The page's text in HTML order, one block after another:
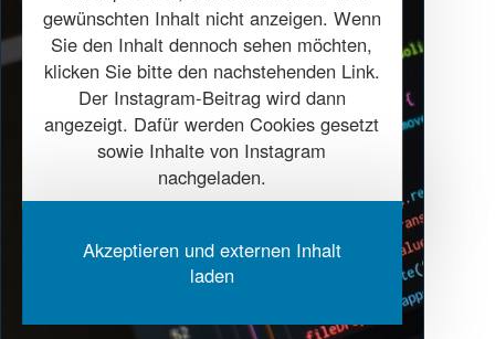
gewünschten Inhalt nicht anzeigen. Wenn
Sie den Inhalt dennoch sehen möchten,
klicken Sie bitte den nachstehenden Link.
Der Instagram-Beitrag wird dann
angezeigt. Dafür werden Cookies gesetzt
sowie Inhalte von Instagram
nachgeladen.
Akzeptieren und externen Inhalt
laden